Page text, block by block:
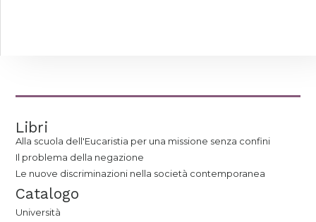
Libri
Alla scuola dell'Eucaristia per una missione senza confini
Il problema della negazione
Le nuove discriminazioni nella società contemporanea
Catalogo
Università